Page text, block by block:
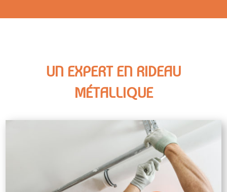
UN EXPERT EN RIDEAU
MÉTALLIQUE